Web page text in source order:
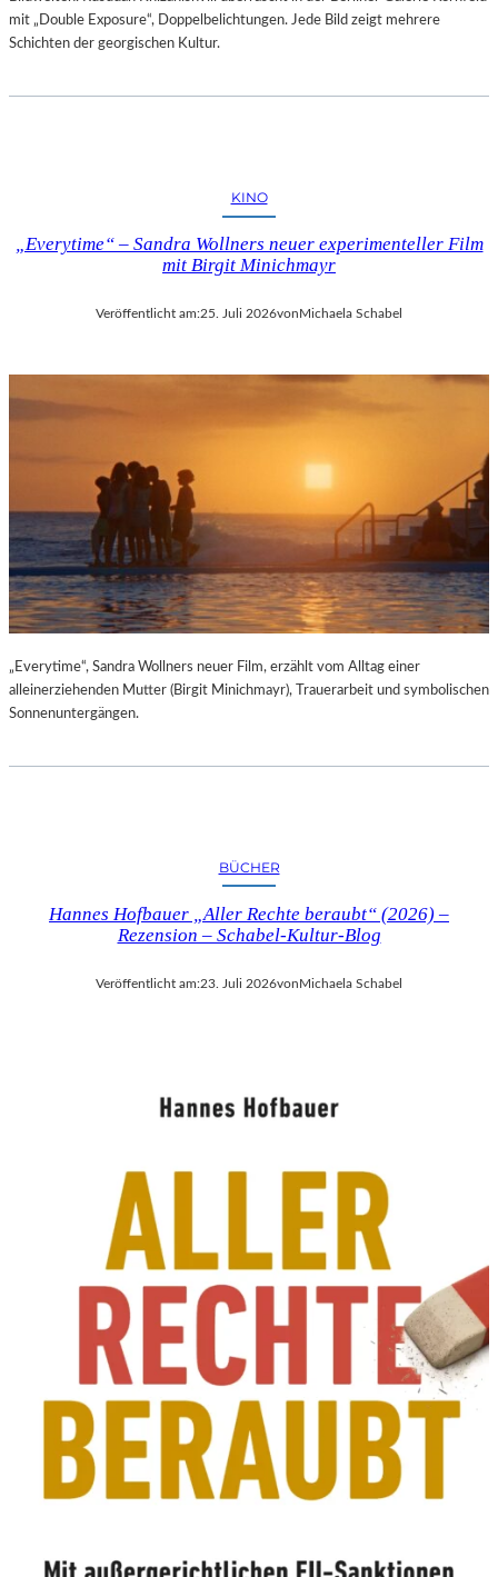
mit „Double Exposure“, Doppelbelichtungen. Jede Bild zeigt mehrere
Schichten der georgischen Kultur.
KINO
„Everytime“ – Sandra Wollners neuer experimenteller Film
mit Birgit Minichmayr
Veröffentlicht am:25. Juli 2026von Michaela Schabel
„Everytime“, Sandra Wollners neuer Film, erzählt vom Alltag einer
alleinerziehenden Mutter (Birgit Minichmayr), Trauerarbeit und symbolischen
Sonnenuntergängen.
BÜCHER
Hannes Hofbauer „Aller Rechte beraubt“ (2026) –
Rezension – Schabel-Kultur-Blog
Veröffentlicht am:23. Juli 2026vonMichaela Schabel